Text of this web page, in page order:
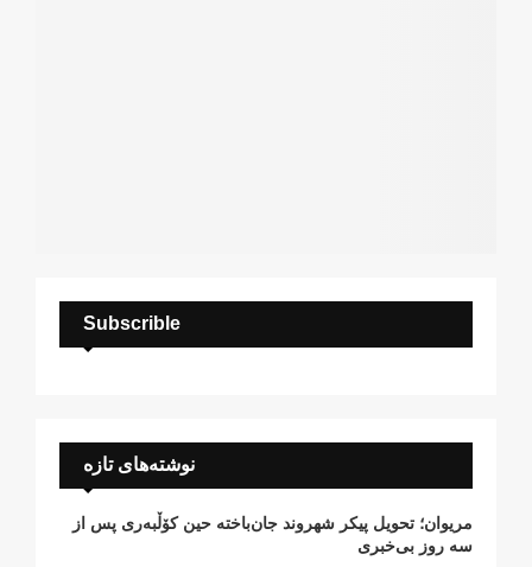
Subscrible
نوشته‌های تازه
مریوان؛ تحویل پیکر شهروند جان‌باخته حین کۆڵبەری پس از
سە روز بی‌خبری